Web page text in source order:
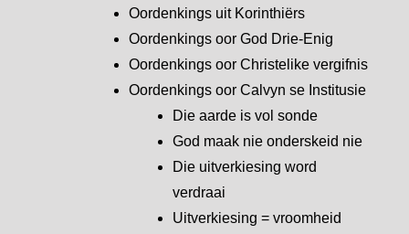
Oordenkings uit Korinthiërs
Oordenkings oor God Drie-Enig
Oordenkings oor Christelike vergifnis
Oordenkings oor Calvyn se Institusie
Die aarde is vol sonde
God maak nie onderskeid nie
Die uitverkiesing word
verdraai
Uitverkiesing = vroomheid